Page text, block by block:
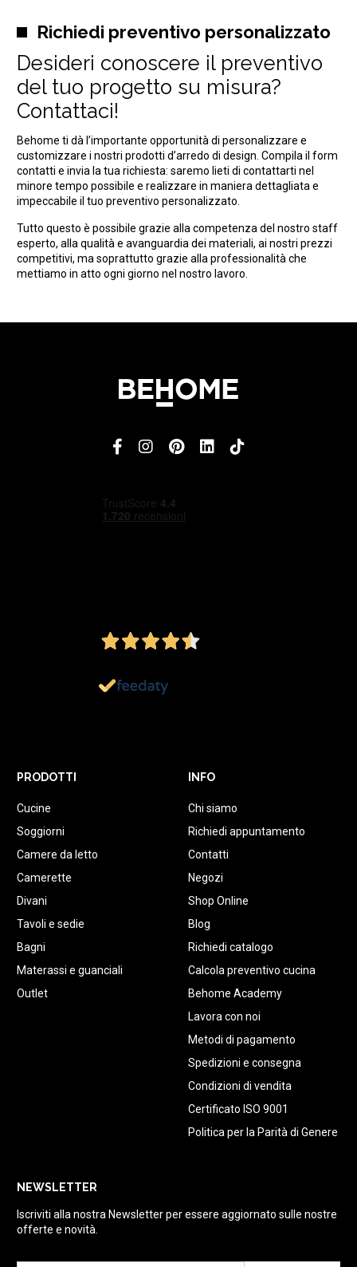
Richiedi preventivo personalizzato
Desideri conoscere il preventivo
del tuo progetto su misura?
Contattaci!
Behome ti dà l’importante opportunità di personalizzare e
customizzare i nostri prodotti d’arredo di design. Compila il form
contatti e invia la tua richiesta: saremo lieti di contattarti nel
minore tempo possibile e realizzare in maniera dettagliata e
impeccabile il tuo preventivo personalizzato.
Tutto questo è possibile grazie alla competenza del nostro staff
esperto, alla qualità e avanguardia dei materiali, ai nostri prezzi
competitivi, ma soprattutto grazie alla professionalità che
mettiamo in atto ogni giorno nel nostro lavoro.
PRODOTTI
Cucine
Soggiorni
Camere da letto
Camerette
Divani
Tavoli e sedie
Bagni
Materassi e guanciali
Outlet
INFO
Chi siamo
Richiedi appuntamento
Contatti
Negozi
Shop Online
Blog
Richiedi catalogo
Calcola preventivo cucina
Behome Academy
Lavora con noi
Metodi di pagamento
Spedizioni e consegna
Condizioni di vendita
Certificato ISO 9001
Politica per la Parità di Genere
NEWSLETTER
Iscriviti alla nostra Newsletter per essere aggiornato sulle nostre
offerte e novità.